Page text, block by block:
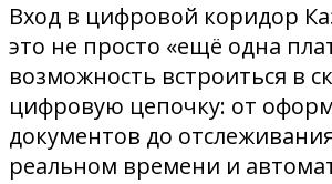
Вход в цифровой коридор
это не просто «ещё одна
возможность встроиться в
цифровую цепочку: от
документов до
реальном времени и